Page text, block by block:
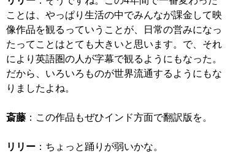
ことは、やっぱり生活の中でみんなが課金して映
像作品を観るっていうことが、日常の営みになっ
たってことはとても大きいと思います。で、それ
により英語圏の人が字幕で観るようにもなった。
だから、いろいろものが世界流通するようにもな
りましたよね。
斎藤 ：この作品もぜひインド方面で翻訳版を。
リリー ：ちょっと踊りが弱いかな。